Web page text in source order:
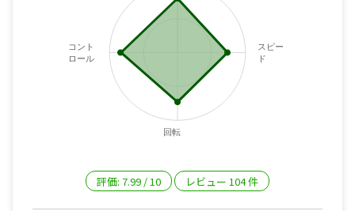
スピー
ド
回転
コント
ロール
評価: 7.99 /10 レビュー 104件